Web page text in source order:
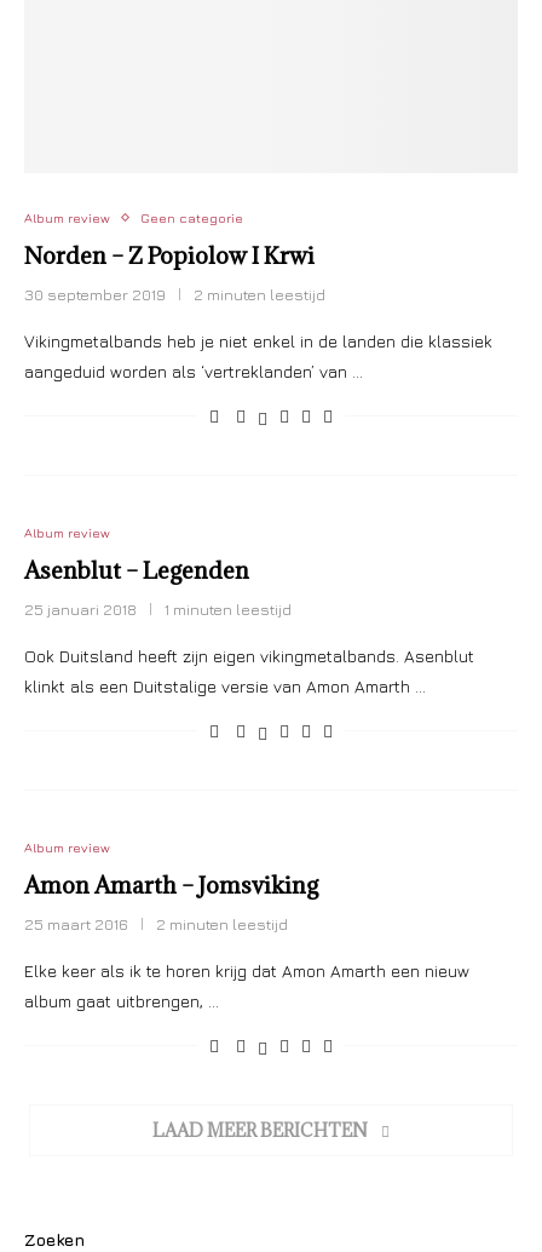
Album review Geen categorie
Norden – Z Popiolow I Krwi
30 september 2019 2 minuten leestijd
Vikingmetalbands heb je niet enkel in de landen die klassiek
aangeduid worden als ‘vertreklanden’ van …
Album review
Asenblut – Legenden
25 januari 2018 1 minuten leestijd
Ook Duitsland heeft zijn eigen vikingmetalbands. Asenblut
klinkt als een Duitstalige versie van Amon Amarth …
Album review
Amon Amarth – Jomsviking
25 maart 2016 2 minuten leestijd
Elke keer als ik te horen krijg dat Amon Amarth een nieuw
album gaat uitbrengen, …
LAAD MEER BERICHTEN
Zoeken